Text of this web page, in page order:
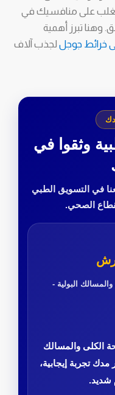
وتتغلب على منافسيك في
وهنا تبرز أهمية
خرائط جوجل لجذب آلاف
وثقوا في
في التسويق الطبي
الصحي.
البولية -
الكلى والمسالك
مدك تجربة إيجابية،
شديد.